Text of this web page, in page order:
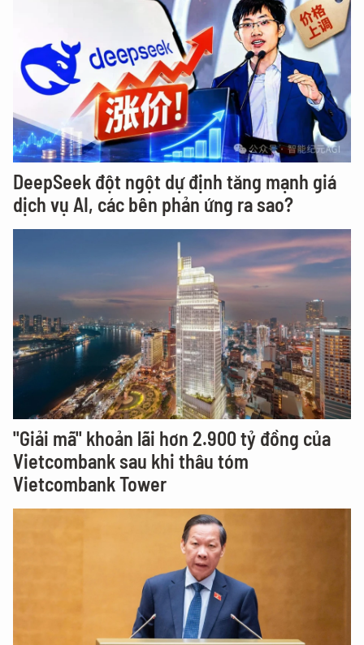
DeepSeek đột ngột dự định tăng mạnh giá
dịch vụ AI, các bên phản ứng ra sao?
"Giải mã" khoản lãi hơn 2.900 tỷ đồng của
Vietcombank sau khi thâu tóm
Vietcombank Tower